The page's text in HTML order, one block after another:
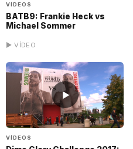
VÍDEOS
BATB9: Frankie Heck vs
Michael Sommer
▶ VÍDEO
▶
VÍDEOS